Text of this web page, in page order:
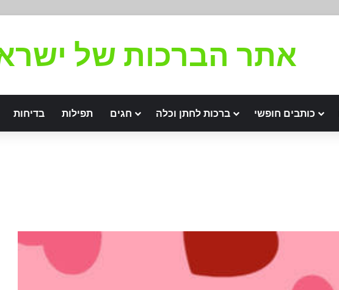
אתר הברכות של
כותבים חופשי ברכות לחתן וכלה חגים תפילות בדיחות